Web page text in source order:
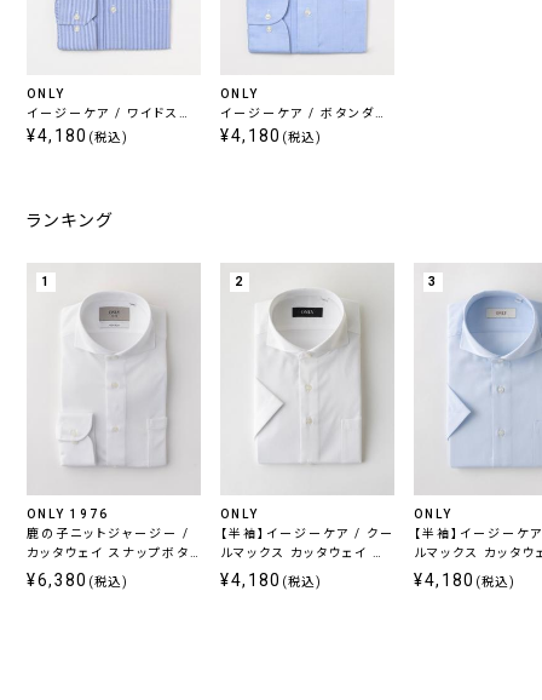
ONLY
イージーケア / ワイドスプ
レッド 定番ストライプ
¥4,180 (税込)
ONLY
イージーケア / ボタンダウ
ン 定番ピンオックスフォー
¥4,180 (税込)
ランキング
1
ONLY 1976
鹿の子ニットジャージー /
カッタウェイ スナップボタ
ン ホワイト 無地 定番
¥6,380 (税込)
2
ONLY
【半袖】イージーケア / クー
ルマックス カッタウェイ ス
ナップボタン付き
¥4,180 (税込)
3
ONLY
【半袖】イージーケ
ルマックス カッタウ
ナップボタン付き
¥4,180 (税込)